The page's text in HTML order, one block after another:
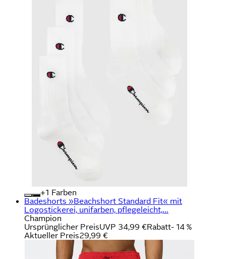
+
Farben
Badeshorts »Beachshort Standard Fit« mit
Logostickerei, unifarben, pflegeleicht,...
Champion
Ursprünglicher PreisUVP 34,99 €Rabatt- 14 %
Aktueller Preis29,99 €